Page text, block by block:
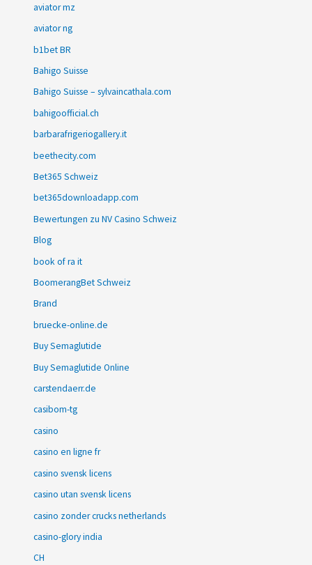
aviator mz
aviator ng
b1bet BR
Bahigo Suisse
Bahigo Suisse – sylvaincathala.com
bahigoofficial.ch
barbarafrigeriogallery.it
beethecity.com
Bet365 Schweiz
bet365downloadapp.com
Bewertungen zu NV Casino Schweiz
Blog
book of ra it
BoomerangBet Schweiz
Brand
bruecke-online.de
Buy Semaglutide
Buy Semaglutide Online
carstendaerr.de
casibom-tg
casino
casino en ligne fr
casino svensk licens
casino utan svensk licens
casino zonder crucks netherlands
casino-glory india
CH